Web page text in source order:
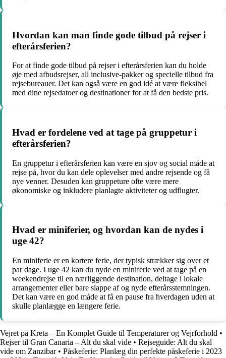
Hvordan kan man finde gode tilbud på rejser i
efterårsferien?
For at finde gode tilbud på rejser i efterårsferien kan du holde
øje med afbudsrejser, all inclusive-pakker og specielle tilbud fra
rejsebureauer. Det kan også være en god idé at være fleksibel
med dine rejsedatoer og destinationer for at få den bedste pris.
Hvad er fordelene ved at tage på gruppetur i
efterårsferien?
En gruppetur i efterårsferien kan være en sjov og social måde at
rejse på, hvor du kan dele oplevelser med andre rejsende og få
nye venner. Desuden kan gruppeture ofte være mere
økonomiske og inkludere planlagte aktiviteter og udflugter.
Hvad er miniferier, og hvordan kan de nydes i
uge 42?
En miniferie er en kortere ferie, der typisk strækker sig over et
par dage. I uge 42 kan du nyde en miniferie ved at tage på en
weekendrejse til en nærliggende destination, deltage i lokale
arrangementer eller bare slappe af og nyde efterårsstemningen.
Det kan være en god måde at få en pause fra hverdagen uden at
skulle planlægge en længere ferie.
Vejret på Kreta – En Komplet Guide til Temperaturer og Vejrforhold •
Rejser til Gran Canaria – Alt du skal vide • Rejseguide: Alt du skal
vide om Zanzibar• Påskeferie: Planlæg din perfekte påskeferie i 2023